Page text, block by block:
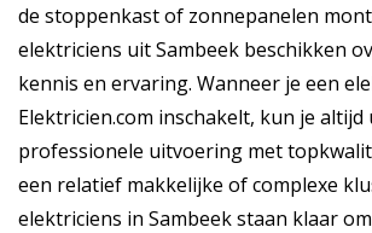
de stoppenkast of zonnepanelen
elektriciens uit Sambeek beschikken
kennis en ervaring. Wanneer je een
Elektricien.com inschakelt, kun je altijd
professionele uitvoering met
een relatief makkelijke of complexe
elektriciens in Sambeek staan klaar